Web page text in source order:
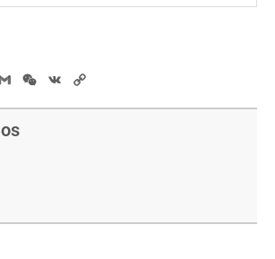
GmailWeChat
VK